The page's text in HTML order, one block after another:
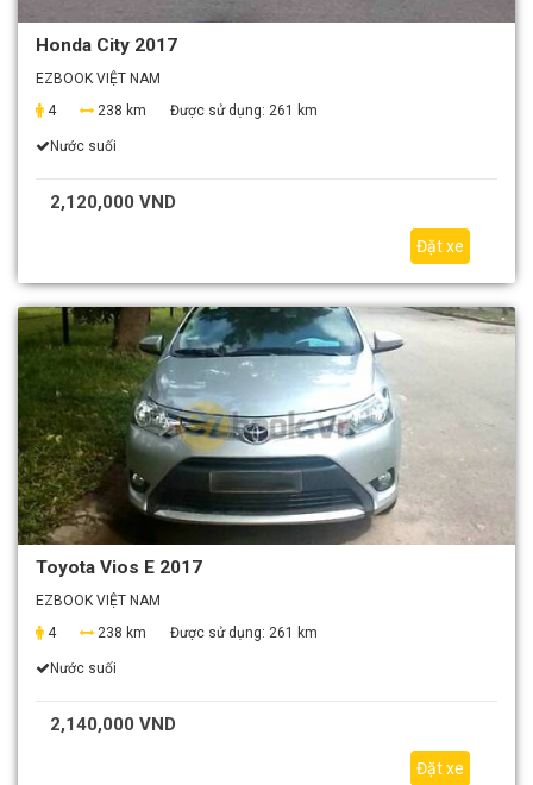
Honda City 2017
EZBOOK VIỆT NAM
4
238 km Được sử dụng: 261 km
Nước suối
2,120,000 VND
Đặt xe
Toyota Vios E 2017
EZBOOK VIỆT NAM
4
238 km Được sử dụng: 261 km
Nước suối
2,140,000 VND
Đặt xe